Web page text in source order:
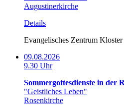
Augustinerkirche
Details
Evangelisches Zentrum
09.08.2026
9.30 Uhr
Sommergottesdienste in der
"Geistliches Leben"
Rosenkirche